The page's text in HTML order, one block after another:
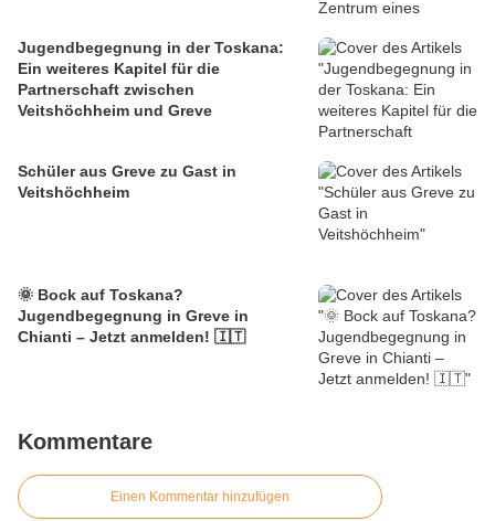
Jugendbegegnung in der Toskana:
Ein weiteres Kapitel für die
Partnerschaft zwischen
Veitshöchheim und Greve
Schüler aus Greve zu Gast in
Veitshöchheim
🌞 Bock auf Toskana?
Jugendbegegnung in Greve in
Chianti – Jetzt anmelden! 🇮🇹
Kommentare
Einen Kommentar hinzufügen